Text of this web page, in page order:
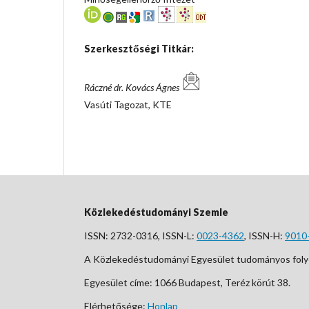
Szerkesztőségi Titkár:
Ráczné dr. Kovács Ágnes
Vasúti Tagozat, KTE
Közlekedéstudományi Szemle
ISSN: 2732-0316, ISSN-L: 0023-4362, ISSN-H:
A Közlekedéstudományi Egyesület tudományos
Egyesület címe: 1066 Budapest, Teréz körút 38.
Elérhetősége: Honlap